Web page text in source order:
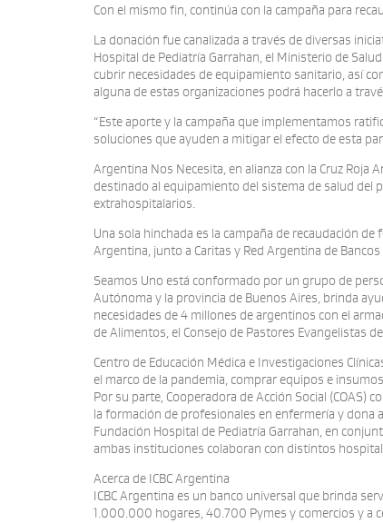
Con el mismo fin, continúa con la campaña para
La donación fue canalizada a través de diversas
Hospital de Pediatría Garrahan, el Ministerio de
cubrir necesidades de equipamiento sanitario, así
alguna de estas organizaciones podrá hacerlo a
“Este aporte y la campaña que implementamos
soluciones que ayuden a mitigar el efecto de esta
Argentina Nos Necesita, en alianza con la Cruz Roja
destinado al equipamiento del sistema de salud del
extrahospitalarios.
Una sola hinchada es la campaña de recaudación
Argentina, junto a Caritas y Red Argentina de Bancos
Seamos Uno está conformado por un grupo de
Autónoma y la provincia de Buenos Aires, brinda
necesidades de 4 millones de argentinos con el
de Alimentos, el Consejo de Pastores Evangelistas
Centro de Educación Médica e Investigaciones
el marco de la pandemia, comprar equipos e
Por su parte, Cooperadora de Acción Social (COAS)
la formación de profesionales en enfermería y dona
Fundación Hospital de Pediatría Garrahan, en
ambas instituciones colaboran con distintos
Acerca de ICBC Argentina
ICBC Argentina es un banco universal que brinda
1.000.000 hogares, 40.700 Pymes y comercios y a